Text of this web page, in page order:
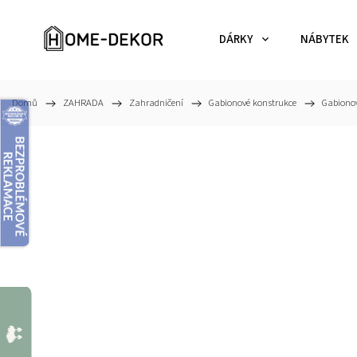
DÁRKY NÁBYTEK
Domů / ZAHRADA / Zahradničení / Gabionové konstrukce /